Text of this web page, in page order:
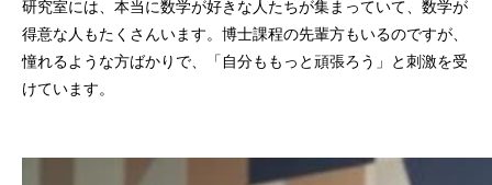
研究室には、本当に数学が好きな人たちが集まっていて、数学が
得意な人もたくさんいます。博士課程の先輩方もいるのですが、
憧れるような方ばかりで、「自分ももっと頑張ろう」と刺激を受
けています。